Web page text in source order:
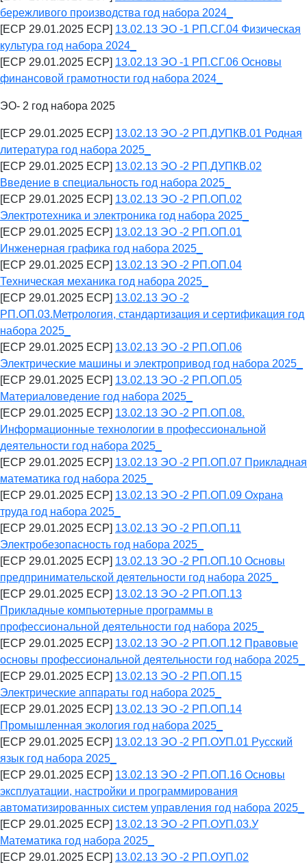
бережливого производства год набора 2024_
[ECP 29.01.2025 ECP] 13.02.13 ЭО -1 РП.СГ.04 Физическая
культура год набора 2024_
[ECP 29.01.2025 ECP] 13.02.13 ЭО -1 РП.СГ.06 Основы
финансовой грамотности год набора 2024_
ЭО- 2 год набора 2025
[ECP 29.01.2025 ECP] 13.02.13 ЭО -2 РП.ДУПКВ.01 Родная
литература год набора 2025_
[ECP 29.01.2025 ECP] 13.02.13 ЭО -2 РП.ДУПКВ.02
Введение в специальность год набора 2025_
[ECP 29.01.2025 ECP] 13.02.13 ЭО -2 РП.ОП.02
Электротехника и электроника год набора 2025_
[ECP 29.01.2025 ECP] 13.02.13 ЭО -2 РП.ОП.01
Инженерная графика год набора 2025_
[ECP 29.01.2025 ECP] 13.02.13 ЭО -2 РП.ОП.04
Техническая механика год набора 2025_
[ECP 29.01.2025 ECP] 13.02.13 ЭО -2
РП.ОП.03.Метрология, стандартизация и сертификация год
набора 2025_
[ECP 29.01.2025 ECP] 13.02.13 ЭО -2 РП.ОП.06
Электрические машины и электропривод год набора 2025_
[ECP 29.01.2025 ECP] 13.02.13 ЭО -2 РП.ОП.05
Материаловедение год набора 2025_
[ECP 29.01.2025 ECP] 13.02.13 ЭО -2 РП.ОП.08.
Информационные технологии в профессиональной
деятельности год набора 2025_
[ECP 29.01.2025 ECP] 13.02.13 ЭО -2 РП.ОП.07 Прикладная
математика год набора 2025_
[ECP 29.01.2025 ECP] 13.02.13 ЭО -2 РП.ОП.09 Охрана
труда год набора 2025_
[ECP 29.01.2025 ECP] 13.02.13 ЭО -2 РП.ОП.11
Электробезопасность год набора 2025_
[ECP 29.01.2025 ECP] 13.02.13 ЭО -2 РП.ОП.10 Основы
предпринимательской деятельности год набора 2025_
[ECP 29.01.2025 ECP] 13.02.13 ЭО -2 РП.ОП.13
Прикладные компьютерные программы в
профессиональной деятельности год набора 2025_
[ECP 29.01.2025 ECP] 13.02.13 ЭО -2 РП.ОП.12 Правовые
основы профессиональной деятельности год набора 2025_
[ECP 29.01.2025 ECP] 13.02.13 ЭО -2 РП.ОП.15
Электрические аппараты год набора 2025_
[ECP 29.01.2025 ECP] 13.02.13 ЭО -2 РП.ОП.14
Промышленная экология год набора 2025_
[ECP 29.01.2025 ECP] 13.02.13 ЭО -2 РП.ОУП.01 Русский
язык год набора 2025_
[ECP 29.01.2025 ECP] 13.02.13 ЭО -2 РП.ОП.16 Основы
эксплуатации, настройки и программирования
автоматизированных систем управления год набора 2025_
[ECP 29.01.2025 ECP] 13.02.13 ЭО -2 РП.ОУП.03.У
Математика год набора 2025_
[ECP 29.01.2025 ECP] 13.02.13 ЭО -2 РП.ОУП.02